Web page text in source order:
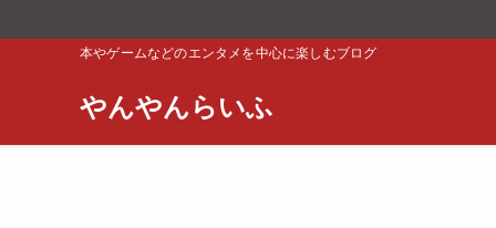
本やゲームなどのエンタメを中心に楽しむブログ
やんやんらいふ